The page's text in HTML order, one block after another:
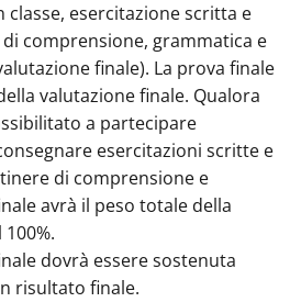
esercitazione scritta e
comprensione, grammatica e
finale). La prova finale
valutazione finale. Qualora
a partecipare
esercitazioni scritte e
di comprensione e
avrà il peso totale della
dovrà essere sostenuta
risultato finale.